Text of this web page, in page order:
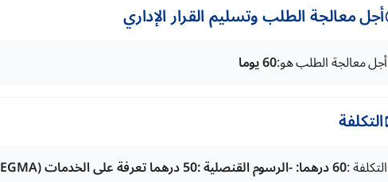
أجل معالجة الطلب وتسليم القرار الإداري
أجل معالجة الطلب هو:60 يوما
التكلفة
التكلفة :60 درهما: -الرسوم القنصلية :50 درهما تعرفة على الخدمات (SEGMA):10 دراهم